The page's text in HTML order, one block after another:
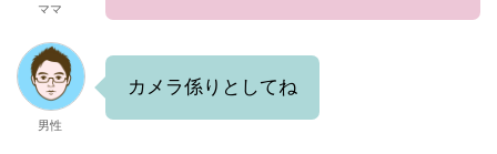
ママ
男性
カメラ係りとしてね